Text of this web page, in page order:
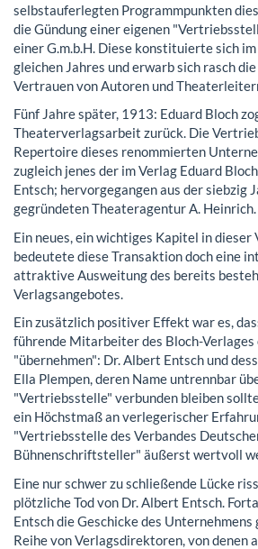
selbstauferlegten Programmpunkten
die Gündung einer eigenen
einer G.m.b.H. Diese konstituierte sich
gleichen Jahres und erwarb sich rasch
Vertrauen von Autoren und
Fünf Jahre später, 1913: Eduard Bloch
Theaterverlagsarbeit zurück. Die
Repertoire dieses renommierten
zugleich jenes der im Verlag Eduard
Entsch; hervorgegangen aus der siebzig
gegründeten Theateragentur A. Heinrich.
Ein neues, ein wichtiges Kapitel in dieser
bedeutete diese Transaktion doch eine
attraktive Ausweitung des bereits
Verlagsangebotes.
Ein zusätzlich positiver Effekt war es,
führende Mitarbeiter des Bloch-Verlages
"übernehmen": Dr. Albert Entsch und
Ella Plempen, deren Name untrennbar
"Vertriebsstelle" verbunden bleiben
ein Höchstmaß an verlegerischer
"Vertriebsstelle des Verbandes
Bühnenschriftsteller" äußerst wertvoll
Eine nur schwer zu schließende Lücke
plötzliche Tod von Dr. Albert Entsch.
Entsch die Geschicke des
Reihe von Verlagsdirektoren, von denen